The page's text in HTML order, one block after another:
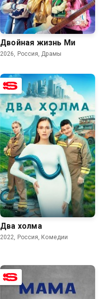
7.0
Двойная жизнь Ми
2026, Россия, Драмы
7.6 6.6
Два холма
2022, Россия, Комедии